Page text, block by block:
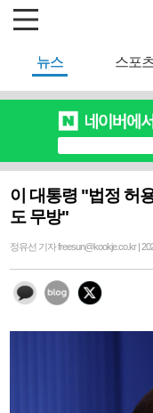
뉴스 스포
이 대통령 "법정 허
도 무방"
정유선 기자 freesun@kookje.co.kr |